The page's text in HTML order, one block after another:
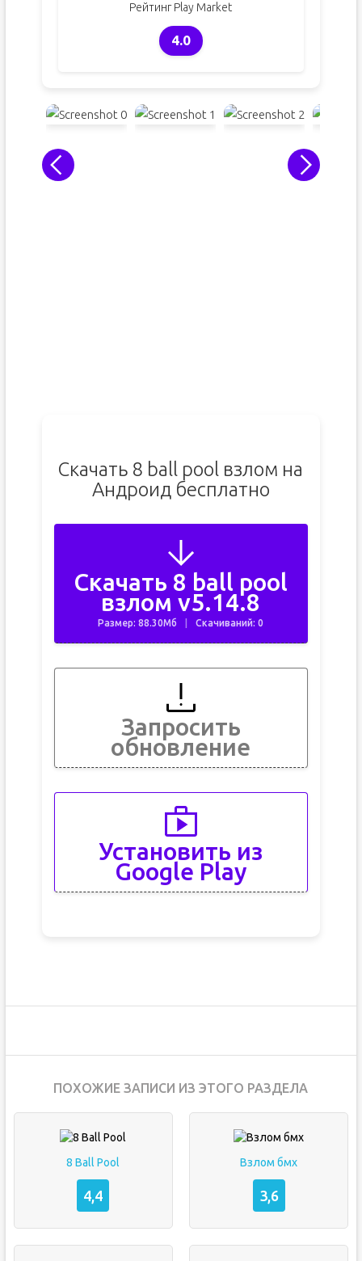
Рейтинг Play Market
4.0
Скачать 8 ball pool взлом на
Андроид бесплатно
Скачать 8 ball pool
взлом v5.14.8
Размер: 88.30Мб Скачиваний: 0
Запросить
обновление
Установить из
Google Play
ПОХОЖИЕ ЗАПИСИ ИЗ ЭТОГО РАЗДЕЛА
8 Ball Pool
4,4
Взлом бмх
3,6